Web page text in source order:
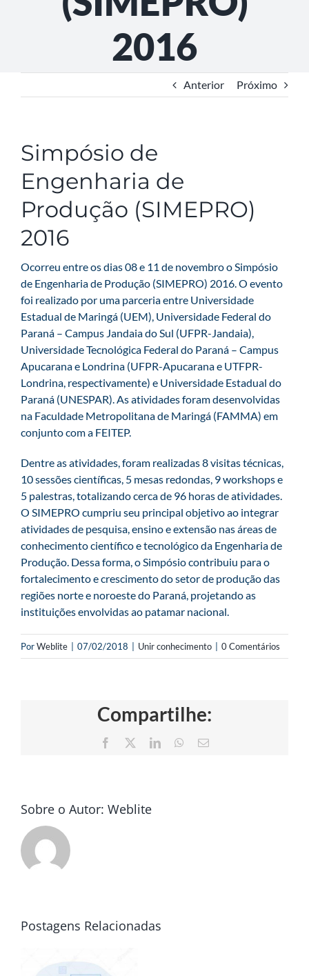
2016
Anterior Próximo
Simpósio de
Engenharia de
Produção (SIMEPRO)
2016
Ocorreu entre os dias 08 e 11 de novembro o Simpósio
de Engenharia de Produção (SIMEPRO) 2016. O evento
foi realizado por uma parceria entre Universidade
Estadual de Maringá (UEM), Universidade Federal do
Paraná – Campus Jandaia do Sul (UFPR-Jandaia),
Universidade Tecnológica Federal do Paraná – Campus
Apucarana e Londrina (UFPR-Apucarana e UTFPR-
Londrina, respectivamente) e Universidade Estadual do
Paraná (UNESPAR). As atividades foram desenvolvidas
na Faculdade Metropolitana de Maringá (FAMMA) em
conjunto com a FEITEP.
Dentre as atividades, foram realizadas 8 visitas técnicas,
10 sessões científicas, 5 mesas redondas, 9 workshops e
5 palestras, totalizando cerca de 96 horas de atividades.
O SIMEPRO cumpriu seu principal objetivo ao integrar
atividades de pesquisa, ensino e extensão nas áreas de
conhecimento científico e tecnológico da Engenharia de
Produção. Dessa forma, o Simpósio contribuiu para o
fortalecimento e crescimento do setor de produção das
regiões norte e noroeste do Paraná, projetando as
instituições envolvidas ao patamar nacional.
PorWeblite 07/02/2018 Unir conhecimento 0 Comentários
Compartilhe:
Facebook LinkedInWhatsApp
E-
Sobre o Autor: Weblite
Postagens Relacionadas